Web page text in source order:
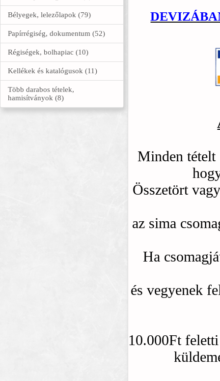
Bélyegek, lelezőlapok (79)
Papírrégiség, dokumentum (52)
Régiségek, bolhapiac (10)
Kellékek és katalógusok (11)
Több darabos tételek,
hamisítványok (8)
Minden tételt
Összetört
az sima
Ha
és vegyenek
10.000Ft